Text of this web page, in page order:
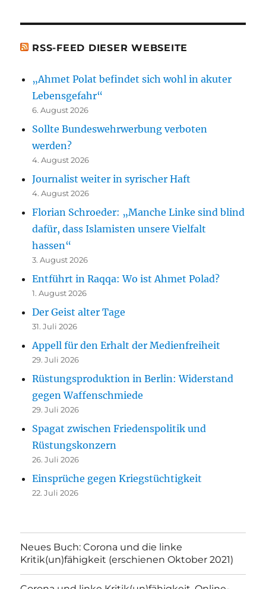
RSS-FEED DIESER WEBSEITE
„Ahmet Polat befindet sich wohl in akuter
Lebensgefahr“
6. August 2026
Sollte Bundeswehrwerbung verboten
werden?
4. August 2026
Journalist weiter in syrischer Haft
4. August 2026
Florian Schroeder: „Manche Linke sind blind
dafür, dass Islamisten unsere Vielfalt
hassen“
3. August 2026
Entführt in Raqqa: Wo ist Ahmet Polad?
1. August 2026
Der Geist alter Tage
31. Juli 2026
Appell für den Erhalt der Medienfreiheit
29. Juli 2026
Rüstungsproduktion in Berlin: Widerstand
gegen Waffenschmiede
29. Juli 2026
Spagat zwischen Friedenspolitik und
Rüstungskonzern
26. Juli 2026
Einsprüche gegen Kriegstüchtigkeit
22. Juli 2026
Neues Buch: Corona und die linke
Kritik(un)fähigkeit (erschienen Oktober 2021)